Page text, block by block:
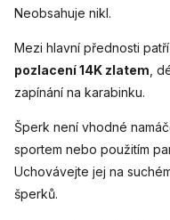
Neobsahuje nikl.
Mezi hlavní přednosti patří
pozlacení 14K zlatem ,
zapínání na karabinku.
Šperk není vhodné
sportem nebo použitím
Uchovávejte jej na
šperků.